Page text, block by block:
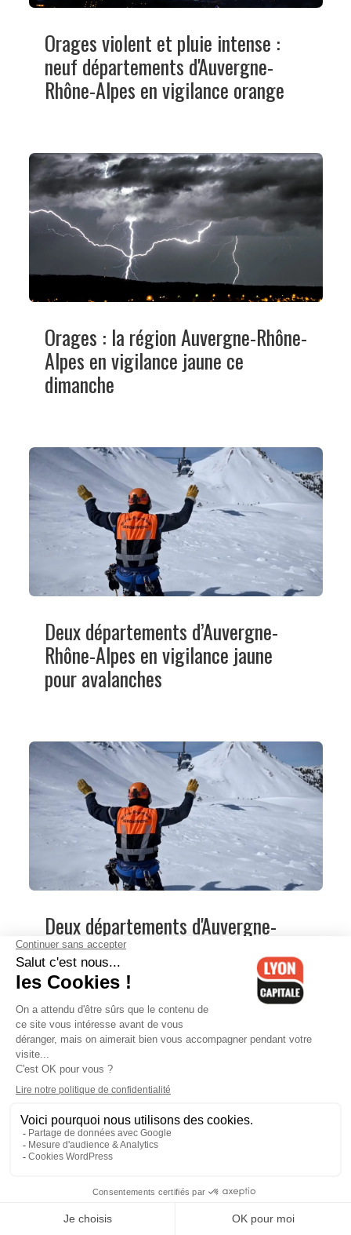
Orages violent et pluie intense :
neuf départements d'Auvergne-
Rhône-Alpes en vigilance orange
Orages : la région Auvergne-Rhône-
Alpes en vigilance jaune ce
dimanche
Deux départements d’Auvergne-
Rhône-Alpes en vigilance jaune
pour avalanches
Deux départements d'Auvergne-
Rhône-Alpes en vigilance
avalanches
Trois départements d'Auvergne-